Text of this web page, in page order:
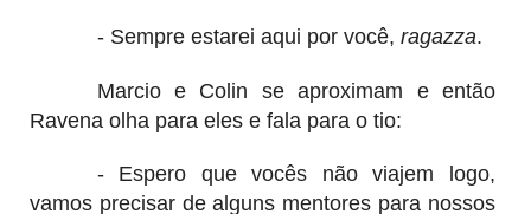
- Sempre estarei aqui por você, ragazza.
Marcio e Colin se aproximam e então
Ravena olha para eles e fala para o tio:
- Espero que vocês não viajem logo,
vamos precisar de alguns mentores para nossos